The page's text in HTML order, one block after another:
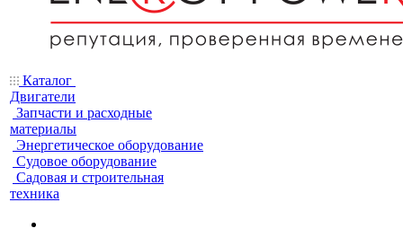
Каталог
Двигатели
Запчасти и расходные
материалы
Энергетическое оборудование
Судовое оборудование
Садовая и строительная
техника